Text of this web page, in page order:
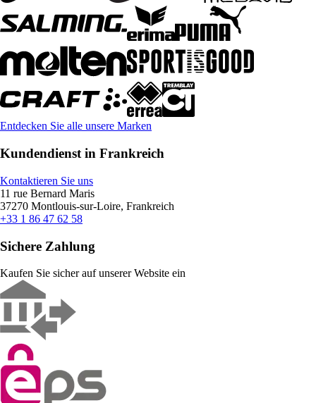
Entdecken Sie alle unsere Marken
Kundendienst in Frankreich
Kontaktieren Sie uns
11 rue Bernard Maris
37270 Montlouis-sur-Loire, Frankreich
+33 1 86 47 62 58
Sichere Zahlung
Kaufen Sie sicher auf unserer Website ein